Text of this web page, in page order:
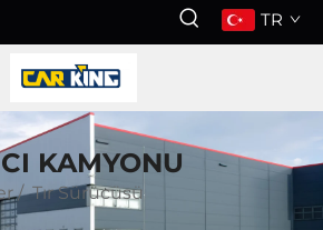
TR
KAMYONU
/Tır Sürücüsü